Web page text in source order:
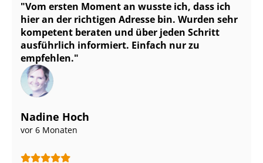
Vom ersten Moment an wusste ich, dass ich
hier an der richtigen Adresse bin. Wurden sehr
kompetent beraten und über jeden Schritt
ausführlich informiert. Einfach nur zu
empfehlen.
Nadine Hoch
vor 6 Monaten